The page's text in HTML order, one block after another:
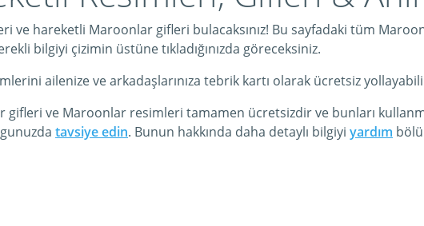
ve hareketli Maroonlar gifleri bulacaksınız! Bu sayfadaki tüm
bilgiyi çizimin üstüne tıkladığınızda göreceksiniz.
ailenize ve arkadaşlarınıza tebrik kartı olarak ücretsiz
ve Maroonlar resimleri tamamen ücretsizdir ve bunları
tavsiye edin. Bunun hakkında daha detaylı bilgiyi yardım